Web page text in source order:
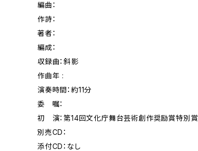
編曲：
作詩：
著者：
編成：
収録曲：斜影
作曲年 :
演奏時間：約11分
委 嘱：
初 演：第14回文化庁舞台芸術創作奨励賞特別賞
別売CD：
添付CD：なし